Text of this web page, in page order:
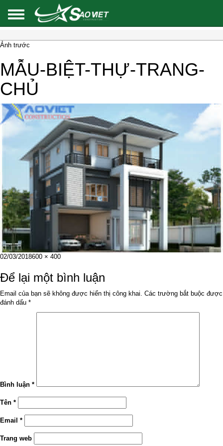
Ảnh trước
MẪU-BIỆT-THỰ-TRANG-
CHỦ
Đăng
ngày
02/03/2018Kích
đầy
đủ
600 × 400
Để lại một bình luận
Email của bạn sẽ không được hiển thị công khai. Các trường bắt buộc được
đánh dấu *
Bình luận *
Tên *
Email *
Trang web